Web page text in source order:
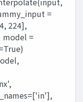
=
224],
=